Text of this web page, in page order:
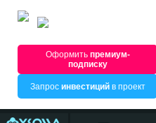
Оформитьпремиум-
подписку
Запрос инвестицийв проект